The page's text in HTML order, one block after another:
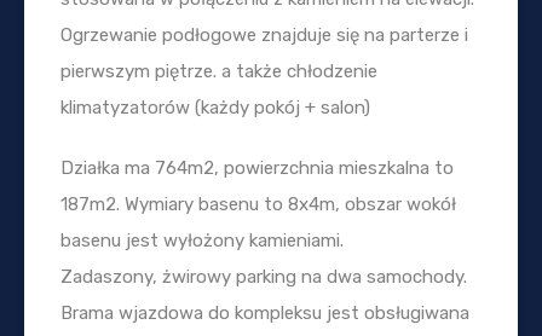
Ogrzewanie podłogowe znajduje się na parterze i
pierwszym piętrze. a także chłodzenie
klimatyzatorów (każdy pokój + salon)
Działka ma 764m2, powierzchnia mieszkalna to
187m2. Wymiary basenu to 8x4m, obszar wokół
basenu jest wyłożony kamieniami.
Zadaszony, żwirowy parking na dwa samochody.
Brama wjazdowa do kompleksu jest obsługiwana